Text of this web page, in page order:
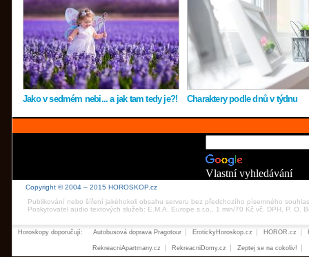
Jako v sedmém nebi... a jak tam tedy je?! Charaktery podle dnů v týdnu
Vlastní vyhledávání
Copyright © 2004 – 2015 HOROSKOP.cz
Publikování nebo šíření jakéhokoli obsahu serveru bez předchozího písemného
Poskytovatel audio textových služeb: E.M.A. Europe s.r.o., 1 min/70 Kč vč. DPH, P. O.
Horoskopy doporučují: Autobusová doprava Pragotour ErotickyHoroskop.cz HOROR.cz
RekreacniApartmany.cz RekreacniDomy.cz Zeptej se na cokoliv!